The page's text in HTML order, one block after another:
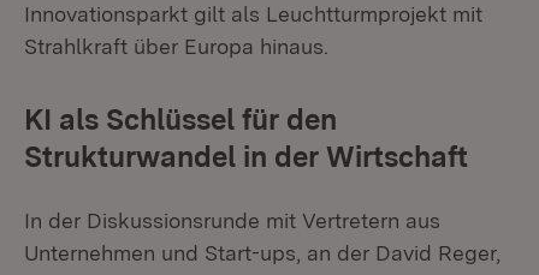
Innovationsparkt gilt als Leuchtturmprojekt mit
Strahlkraft über Europa hinaus.
KI als Schlüssel für den
Strukturwandel in der Wirtschaft
In der Diskussionsrunde mit Vertretern aus
Unternehmen und Start-ups, an der David Reger,